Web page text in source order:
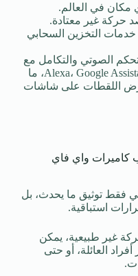
مكان في العالم.
حركة غير معتادة.
خدمات التخزين السحابي
الصوتي والتكامل مع
أنظمة المنزل الذكي مثل Alexa، Google Assistant، ما
اللقطات على شاشات
كاميرات واي فاي
فقط توثيق ما يحدث، بل
استباقية.
غير طبيعية، يمكن
العائلة، أو حتى